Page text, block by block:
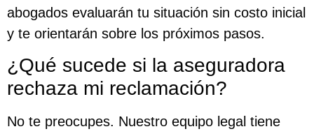
abogados evaluarán tu situación sin costo inicial
y te orientarán sobre los próximos pasos.
¿Qué sucede si la aseguradora
rechaza mi reclamación?
No te preocupes. Nuestro equipo legal tiene